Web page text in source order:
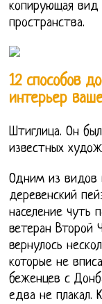
копирующая вид
пространства.
12 способов
интерьер
Штиглица. Он
известных
Одним из видов
деревенский
население чуть
ветеран Второй
вернулось
которые не
беженцев с
едва не плакал.